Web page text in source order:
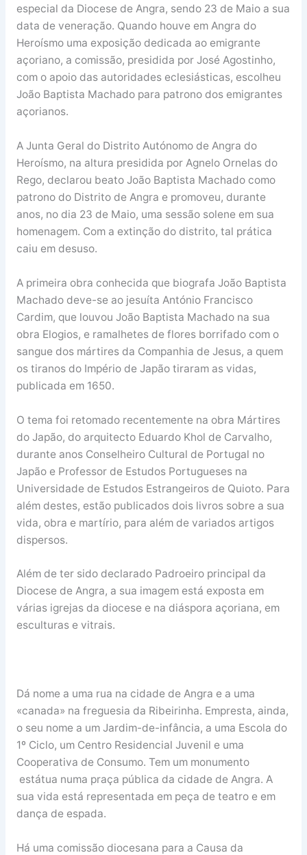
especial da Diocese de Angra, sendo 23 de Maio a sua
data de veneração. Quando houve em Angra do
Heroísmo uma exposição dedicada ao emigrante
açoriano, a comissão, presidida por José Agostinho,
com o apoio das autoridades eclesiásticas, escolheu
João Baptista Machado para patrono dos emigrantes
açorianos.
A Junta Geral do Distrito Autónomo de Angra do
Heroísmo, na altura presidida por Agnelo Ornelas do
Rego, declarou beato João Baptista Machado como
patrono do Distrito de Angra e promoveu, durante
anos, no dia 23 de Maio, uma sessão solene em sua
homenagem. Com a extinção do distrito, tal prática
caiu em desuso.
A primeira obra conhecida que biografa João Baptista
Machado deve-se ao jesuíta António Francisco
Cardim, que louvou João Baptista Machado na sua
obra Elogios, e ramalhetes de flores borrifado com o
sangue dos mártires da Companhia de Jesus, a quem
os tiranos do Império de Japão tiraram as vidas,
publicada em 1650.
O tema foi retomado recentemente na obra Mártires
do Japão, do arquitecto Eduardo Khol de Carvalho,
durante anos Conselheiro Cultural de Portugal no
Japão e Professor de Estudos Portugueses na
Universidade de Estudos Estrangeiros de Quioto. Para
além destes, estão publicados dois livros sobre a sua
vida, obra e martírio, para além de variados artigos
dispersos.
Além de ter sido declarado Padroeiro principal da
Diocese de Angra, a sua imagem está exposta em
várias igrejas da diocese e na diáspora açoriana, em
esculturas e vitrais.
Dá nome a uma rua na cidade de Angra e a uma
«canada» na freguesia da Ribeirinha. Empresta, ainda,
o seu nome a um Jardim-de-infância, a uma Escola do
1º Ciclo, um Centro Residencial Juvenil e uma
Cooperativa de Consumo. Tem um monumento
estátua numa praça pública da cidade de Angra. A
sua vida está representada em peça de teatro e em
dança de espada.
Há uma comissão diocesana para a Causa da